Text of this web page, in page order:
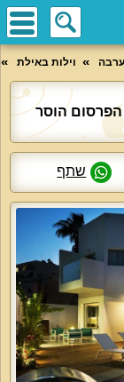
וילות באילת
הפרסום הוסר
שתף